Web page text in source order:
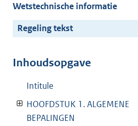
Wetstechnische informatie
Regeling tekst
Inhoudsopgave
Intitule
HOOFDSTUK 1. ALGEMENE
BEPALINGEN